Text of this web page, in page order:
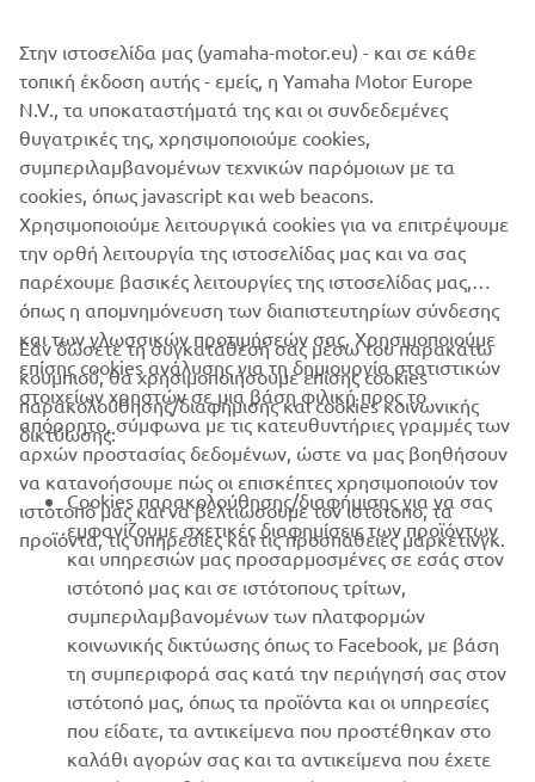
XSR700 BY CAFÉ RACER
SSPIRIT
ΕΤΑΙΡΕΊΑ
B2B
ΠΕΡΙΣΣΌΤΕΡΑ YAMAHA
SUPPORT
ΕΝΗΜΕΡΩΤΙΚΟ ΔΕΛΤΙΟ
Γίνετε ο πρώτος που θα μάθετε για τις τελευταίες προσφορές, τις
ειδικές εκδηλώσεις, τις νέες κυκλοφορίες και πολλά άλλα
Στην ιστοσελίδα μας (yamaha-motor.eu) - και σε κάθε
τοπική έκδοση αυτής - εμείς, η Yamaha Motor Europe
N.V., τα υποκαταστήματά της και οι συνδεδεμένες
θυγατρικές της, χρησιμοποιούμε cookies,
συμπεριλαμβανομένων τεχνικών παρόμοιων με τα
cookies, όπως javascript και web beacons.
Χρησιμοποιούμε λειτουργικά cookies για να επιτρέψουμε
την ορθή λειτουργία της ιστοσελίδας μας και να σας
παρέχουμε βασικές λειτουργίες της ιστοσελίδας μας,
όπως η απομνημόνευση των διαπιστευτηρίων σύνδεσης
και των γλωσσικών προτιμήσεών σας. Χρησιμοποιούμε
επίσης cookies ανάλυσης για τη δημιουργία στατιστικών
στοιχείων χρηστών σε μια βάση φιλική προς το
απόρρητο, σύμφωνα με τις κατευθυντήριες γραμμές των
αρχών προστασίας δεδομένων, ώστε να μας βοηθήσουν
να κατανοήσουμε πώς οι επισκέπτες χρησιμοποιούν τον
ιστότοπό μας και να βελτιώσουμε τον ιστότοπο, τα
προϊόντα, τις υπηρεσίες και τις προσπάθειες μάρκετινγκ.
Εάν δώσετε τη συγκατάθεσή σας μέσω του παρακάτω
κουμπιού, θα χρησιμοποιήσουμε επίσης cookies
παρακολούθησης/διαφήμισης και cookies κοινωνικής
δικτύωσης:
Cookies παρακολούθησης/διαφήμισης για να σας
εμφανίζουμε σχετικές διαφημίσεις των προϊόντων
και υπηρεσιών μας προσαρμοσμένες σε εσάς στον
ιστότοπό μας και σε ιστότοπους τρίτων,
συμπεριλαμβανομένων των πλατφορμών
κοινωνικής δικτύωσης όπως το Facebook, με βάση
τη συμπεριφορά σας κατά την περιήγησή σας στον
ιστότοπό μας, όπως τα προϊόντα και οι υπηρεσίες
που είδατε, τα αντικείμενα που προστέθηκαν στο
καλάθι αγορών σας και τα αντικείμενα που έχετε